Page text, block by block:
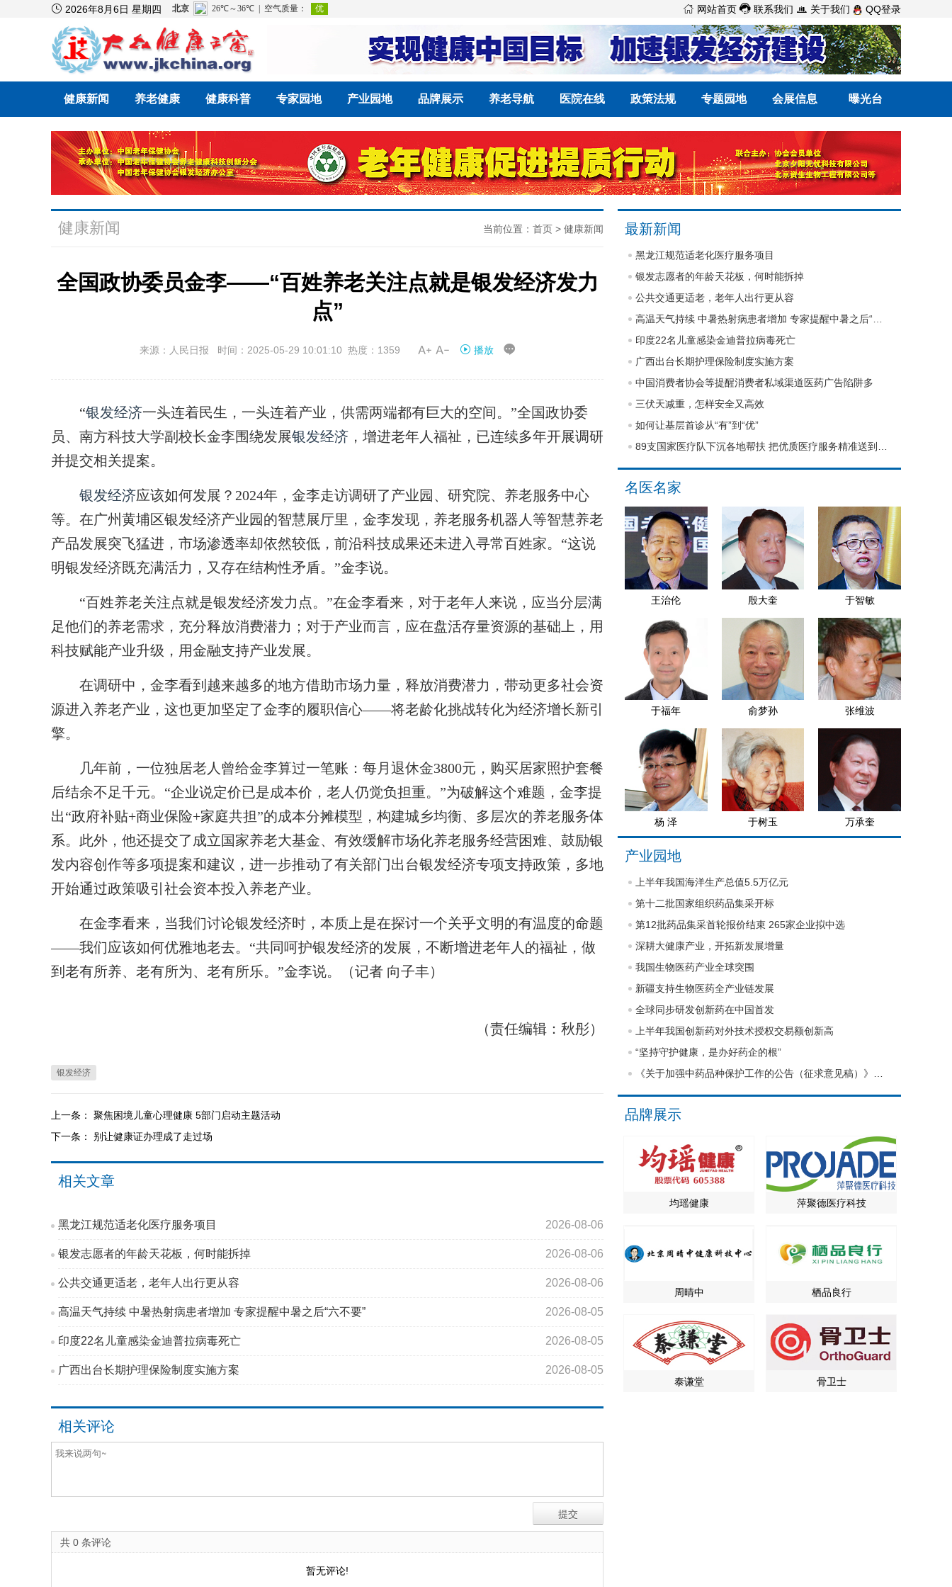
 2026年8月6日 星期四  网站首页  联系我们  关于我们 QQ登录
健康新闻 养老健康 健康科普 专家园地 产业园地 品牌展示 养老导航 医院在线 政策法规 专题园地 会展信息 曝光台
健康新闻 当前位置： 首页 > 健康新闻
全国政协委员金李——“百姓养老关注点就是银发经济发力
点”
来源：人民日报 时间：2025-05-29 10:01:10 热度：1359  播放 
“银发经济一头连着民生，一头连着产业，供需两端都有巨大的空间。”全国政协委
员、南方科技大学副校长金李围绕发展银发经济 ，增进老年人福祉，已连续多年开展调研
并提交相关提案。
银发经济应该如何发展？2024年，金李走访调研了产业园、研究院、养老服务中心
等。在广州黄埔区银发经济产业园的智慧展厅里，金李发现，养老服务机器人等智慧养老
产品发展突飞猛进，市场渗透率却依然较低，前沿科技成果还未进入寻常百姓家。“这说
明银发经济既充满活力，又存在结构性矛盾。”金李说。
“百姓养老关注点就是银发经济发力点。”在金李看来，对于老年人来说，应当分层满
足他们的养老需求，充分释放消费潜力；对于产业而言，应在盘活存量资源的基础上，用
科技赋能产业升级，用金融支持产业发展。
在调研中，金李看到越来越多的地方借助市场力量，释放消费潜力，带动更多社会资
源进入养老产业，这也更加坚定了金李的履职信心——将老龄化挑战转化为经济增长新引
擎。
几年前，一位独居老人曾给金李算过一笔账：每月退休金3800元，购买居家照护套餐
后结余不足千元。“企业说定价已是成本价，老人仍觉负担重。”为破解这个难题，金李提
出“政府补贴+商业保险+家庭共担”的成本分摊模型，构建城乡均衡、多层次的养老服务体
系。此外，他还提交了成立国家养老大基金、有效缓解市场化养老服务经营困难、鼓励银
发内容创作等多项提案和建议，进一步推动了有关部门出台银发经济专项支持政策，多地
开始通过政策吸引社会资本投入养老产业。
在金李看来，当我们讨论银发经济时，本质上是在探讨一个关乎文明的有温度的命题
——我们应该如何优雅地老去。“共同呵护银发经济的发展，不断增进老年人的福祉，做
到老有所养、老有所为、老有所乐。”金李说。（记者 向子丰）
（责任编辑：秋彤）
银发经济
上一条： 聚焦困境儿童心理健康 5部门启动主题活动
下一条： 别让健康证办理成了走过场
相关文章
黑龙江规范适老化医疗服务项目 2026-08-06
银发志愿者的年龄天花板，何时能拆掉 2026-08-06
公共交通更适老，老年人出行更从容 2026-08-06
高温天气持续 中暑热射病患者增加 专家提醒中暑之后“六不要” 2026-08-05
印度22名儿童感染金迪普拉病毒死亡 2026-08-05
广西出台长期护理保险制度实施方案 2026-08-05
相关评论
共 0 条评论
暂无评论!
最新新闻
黑龙江规范适老化医疗服务项目
银发志愿者的年龄天花板，何时能拆掉
公共交通更适老，老年人出行更从容
印度22名儿童感染金迪普拉病毒死亡
广西出台长期护理保险制度实施方案
中国消费者协会等提醒消费者私域渠道医药广告陷阱多
三伏天减重，怎样安全又高效
如何让基层首诊从“有”到“优”
名医名家
王治伦 殷大奎 于智敏
于福年 俞梦孙 张维波
杨 泽 于树玉 万承奎
产业园地
上半年我国海洋生产总值5.5万亿元
第十二批国家组织药品集采开标
第12批药品集采首轮报价结束 265家企业拟中选
深耕大健康产业，开拓新发展增量
我国生物医药产业全球突围
新疆支持生物医药全产业链发展
全球同步研发创新药在中国首发
上半年我国创新药对外技术授权交易额创新高
“坚持守护健康，是办好药企的根”
品牌展示
均瑶健康 萍聚德医疗科技
周晴中 栖品良行
泰谦堂 骨卫士